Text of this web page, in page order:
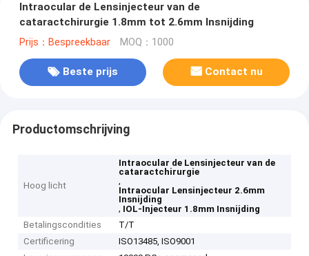
Intraocular de Lensinjecteur van de
cataractchirurgie 1.8mm tot 2.6mm Insnijding
Prijs：Bespreekbaar MOQ：1000
Beste prijs Contact nu
Productomschrijving
Hoog licht
Intraocular de Lensinjecteur van de
cataractchirurgie
,
Intraocular Lensinjecteur 2.6mm
Insnijding
, IOL-Injecteur 1.8mm Insnijding
Betalingscondities
T/T
Certificering
ISO13485, ISO9001